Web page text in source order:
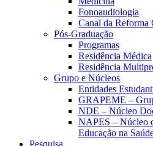
Fonoaudiologia
Canal da Reforma
Pós-Graduação
Programas
Residência Médica
Residência
Grupo e Núcleos
Entidades
GRAPEME –
NDE – Núcleo
NAPES – Núcleo
Educação na
Pesquisa